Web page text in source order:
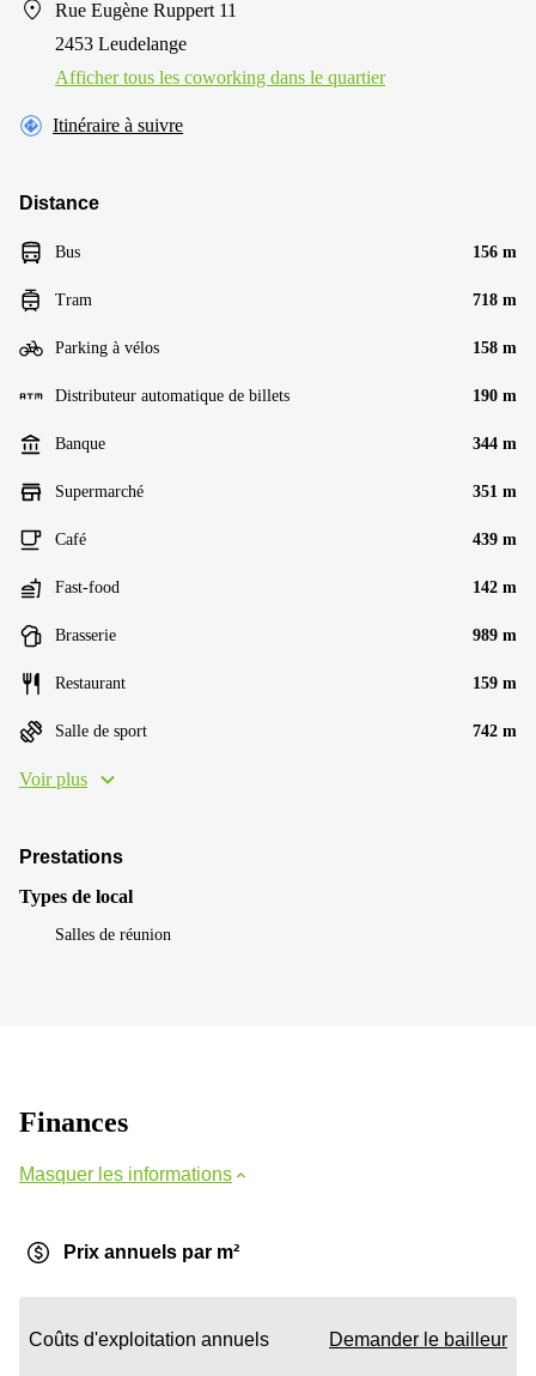
Rue Eugène Ruppert 11
2453 Leudelange
Afficher tous les сoworking dans le quartier
Itinéraire à suivre
Distance
Bus 156 m
Tram 718 m
Parking à vélos 158 m
Distributeur automatique de billets 190 m
Banque 344 m
Supermarché 351 m
Café 439 m
Fast-food 142 m
Brasserie 989 m
Restaurant 159 m
Salle de sport 742 m
Voir plus
Prestations
Types de local
Salles de réunion
Finances
Masquer les informations
Prix annuels par m²
Coûts d'exploitation annuels Demander le bailleur